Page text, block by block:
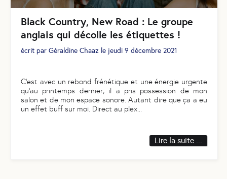
Black Country, New Road : Le groupe
anglais qui décolle les étiquettes !
écrit par Géraldine Chaaz le jeudi 9 décembre 2021
C'est avec un rebond frénétique et une énergie urgente
qu’au printemps dernier, il a pris possession de mon
salon et de mon espace sonore. Autant dire que ça a eu
un effet buff sur moi. Direct au plex
Lire la suite ...